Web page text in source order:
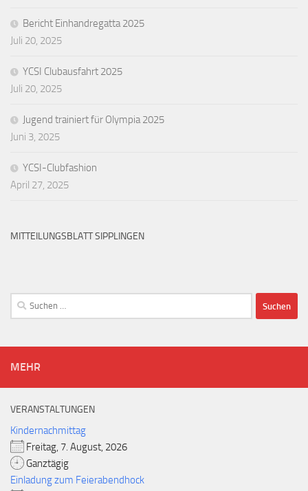
Bericht Einhandregatta 2025
Juli 20, 2025
YCSI Clubausfahrt 2025
Juli 20, 2025
Jugend trainiert für Olympia 2025
Juni 3, 2025
YCSI-Clubfashion
April 27, 2025
MITTEILUNGSBLATT SIPPLINGEN
Suchen
nach:
MEHR
VERANSTALTUNGEN
Kindernachmittag
Freitag, 7. August, 2026
Ganztägig
Einladung zum Feierabendhock